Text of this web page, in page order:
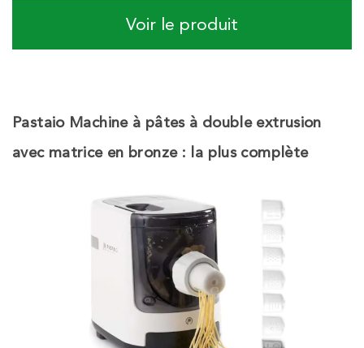
Voir le produit
Pastaio Machine à pâtes à double extrusion
avec matrice en bronze : la plus complète